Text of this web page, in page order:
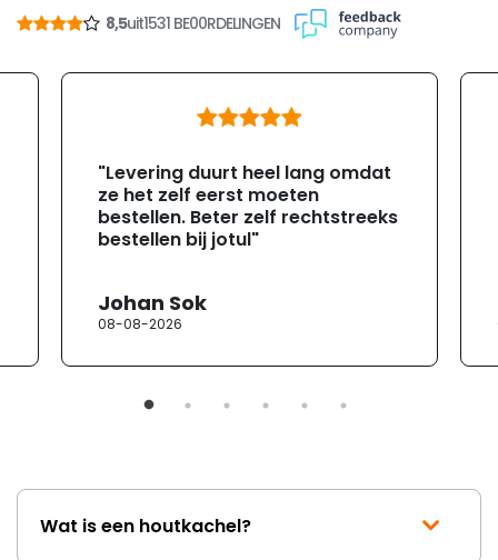
8,5uit1531 BE00RDELINGEN
"Levering duurt heel lang omdat
ze het zelf eerst moeten
bestellen. Beter zelf rechtstreeks
bestellen bij jotul"
Johan Sok
08-08-2026
Wat is een houtkachel?